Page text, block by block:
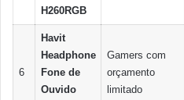
H260RGB
6
Havit
Headphone
Fone de
Ouvido
Gamers com
orçamento
limitado